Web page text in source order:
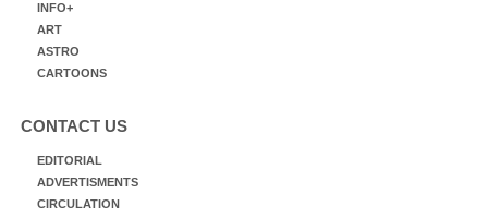
INFO+
ART
ASTRO
CARTOONS
CONTACT US
EDITORIAL
ADVERTISMENTS
CIRCULATION